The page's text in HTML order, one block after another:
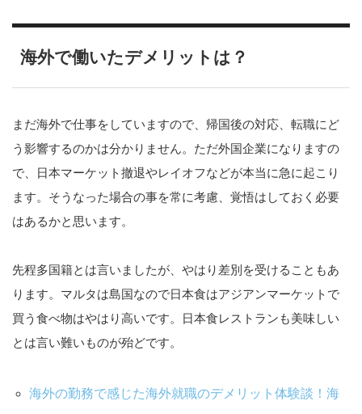
海外で働いたデメリットは？
まだ海外で仕事をしていますので、帰国後の対応、転職にど
う影響するのかは分かりません。ただ外国企業になりますの
で、日本マーケット撤退やレイオフなどが本当に急に起こり
ます。そうなった場合の事を常に考慮、覚悟はしておく必要
はあるかと思います。
先程多国籍とは言いましたが、やはり差別を受けることもあ
ります。マルタは島国なので日本食はアジアンマーケットで
買う食べ物はやはり高いです。日本食レストランも美味しい
とは言い難いものが殆どです。
海外の勤務で感じた海外就職のデメリット体験談！海